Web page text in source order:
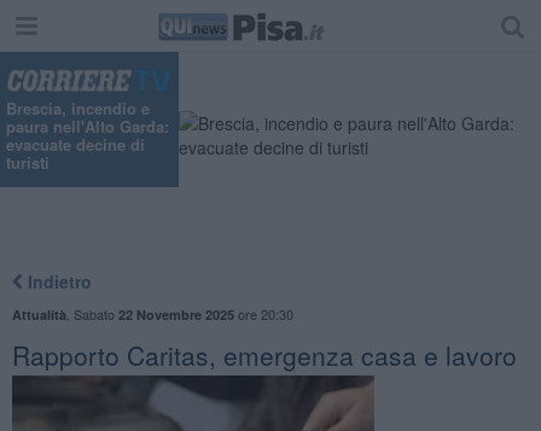
Brescia, incendio e
paura nell'Alto Garda:
evacuate decine di
turisti
Indietro
Attualità Sabato 22 Novembre 2025ore 20:30
Rapporto Caritas, emergenza casa e lavoro